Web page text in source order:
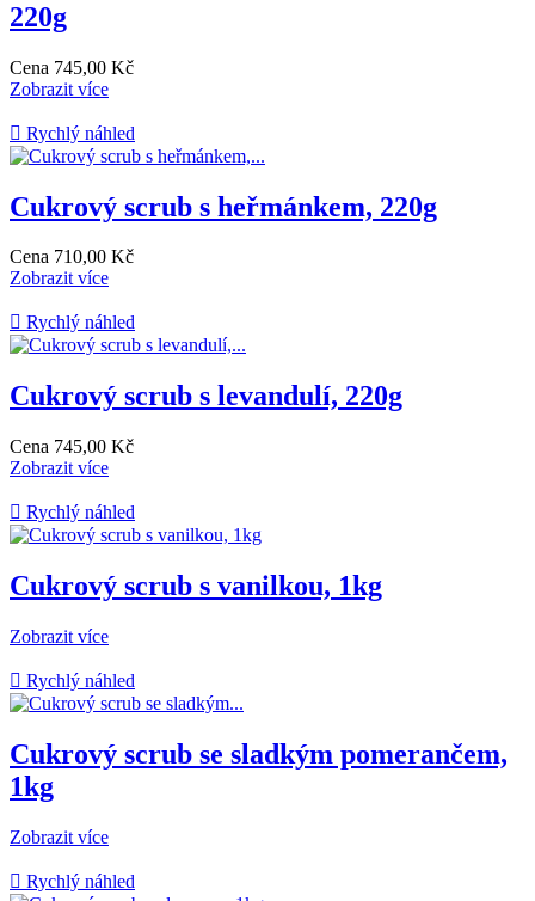
220g
Cena 745,00 Kč
Zobrazit více
 Rychlý náhled
Cukrový scrub s heřmánkem, 220g
Cena 710,00 Kč
Zobrazit více
 Rychlý náhled
Cukrový scrub s levandulí, 220g
Cena 745,00 Kč
Zobrazit více
 Rychlý náhled
Cukrový scrub s vanilkou, 1kg
Zobrazit více
 Rychlý náhled
Cukrový scrub se sladkým pomerančem,
1kg
Zobrazit více
 Rychlý náhled